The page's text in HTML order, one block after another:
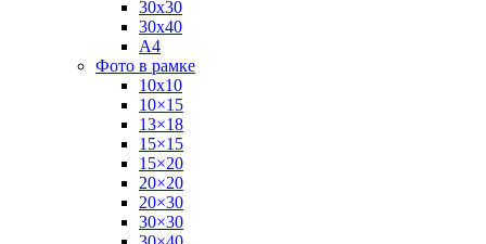
30х30
30х40
А4
Фото в рамке
10х10
10×15
13×18
15×15
15×20
20×20
20×30
30×30